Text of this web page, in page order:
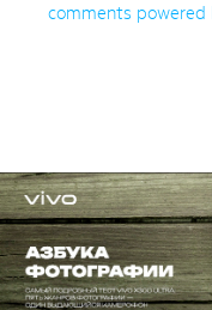
comments powered